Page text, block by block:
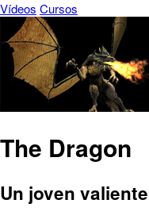
Vídeos Cursos
The Dragon
Un joven